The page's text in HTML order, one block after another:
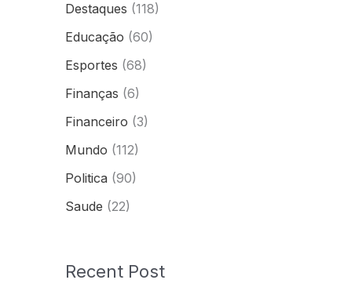
Destaques (118)
Educação (60)
Esportes (68)
Finanças (6)
Financeiro (3)
Mundo (112)
Politica (90)
Saude (22)
Recent Post